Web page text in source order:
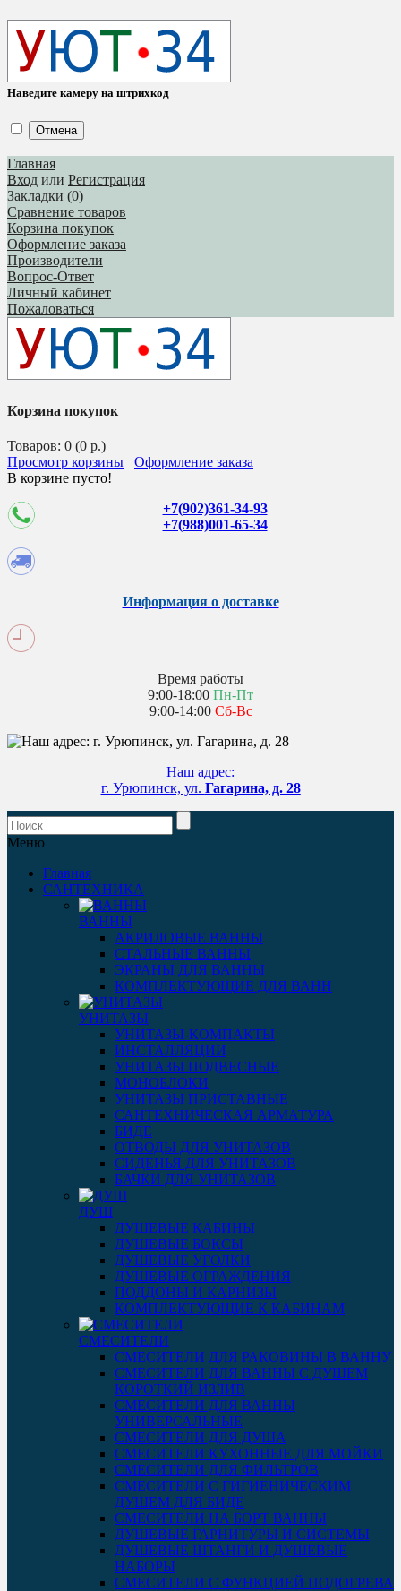
Наведите камеру на штрихкод
Отмена
Главная
Вход или Регистрация
Закладки (0)
Сравнение товаров
Корзина покупок
Оформление заказа
Производители
Вопрос-Ответ
Личный кабинет
Пожаловаться
Корзина покупок
Товаров: 0 (0 р.)
Просмотр корзины
Оформление заказа
В корзине пусто!
+7(902)361-34-93
+7(988)001-65-34
Информация о доставке
Время работы
9:00-18:00 Пн-Пт
9:00-14:00 Сб-Вс
Наш адрес:
г. Урюпинск, ул. Гагарина, д. 28
Меню
Главная
САНТЕХНИКА
ВАННЫ
АКРИЛОВЫЕ ВАННЫ
СТАЛЬНЫЕ ВАННЫ
ЭКРАНЫ ДЛЯ ВАННЫ
КОМПЛЕКТУЮЩИЕ ДЛЯ ВАНН
УНИТАЗЫ
УНИТАЗЫ-КОМПАКТЫ
ИНСТАЛЛЯЦИИ
УНИТАЗЫ ПОДВЕСНЫЕ
МОНОБЛОКИ
УНИТАЗЫ ПРИСТАВНЫЕ
САНТЕХНИЧЕСКАЯ АРМАТУРА
БИДЕ
ОТВОДЫ ДЛЯ УНИТАЗОВ
СИДЕНЬЯ ДЛЯ УНИТАЗОВ
БАЧКИ ДЛЯ УНИТАЗОВ
ДУШ
ДУШЕВЫЕ КАБИНЫ
ДУШЕВЫЕ БОКСЫ
ДУШЕВЫЕ УГОЛКИ
ДУШЕВЫЕ ОГРАЖДЕНИЯ
ПОДДОНЫ И КАРНИЗЫ
КОМПЛЕКТУЮЩИЕ К КАБИНАМ
СМЕСИТЕЛИ
СМЕСИТЕЛИ ДЛЯ РАКОВИНЫ В ВАННУ
СМЕСИТЕЛИ ДЛЯ ВАННЫ С ДУШЕМ
КОРОТКИЙ ИЗЛИВ
СМЕСИТЕЛИ ДЛЯ ВАННЫ
УНИВЕРСАЛЬНЫЕ
СМЕСИТЕЛИ ДЛЯ ДУША
СМЕСИТЕЛИ КУХОННЫЕ ДЛЯ МОЙКИ
СМЕСИТЕЛИ ДЛЯ ФИЛЬТРОВ
СМЕСИТЕЛИ С ГИГИЕНИЧЕСКИМ
ДУШЕМ ДЛЯ БИДЕ
СМЕСИТЕЛИ НА БОРТ ВАННЫ
ДУШЕВЫЕ ГАРНИТУРЫ И СИСТЕМЫ
ДУШЕВЫЕ ШТАНГИ И ДУШЕВЫЕ
НАБОРЫ
СМЕСИТЕЛИ С ФУНКЦИЕЙ ПОДОГРЕВА